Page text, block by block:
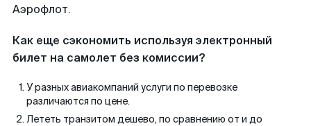
Аэрофлот.
Как еще сэкономить используя электронный
билет на самолет без комиссии?
У разных авиакомпаний услуги по перевозке
различаются по цене.
Лететь транзитом дешево, по сравнению от и до